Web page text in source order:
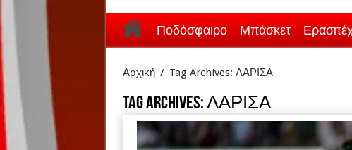
Ποδόσφαιρο Μπάσκετ
Αρχική / Tag Archives: ΛΑΡΙΣΑ
Tag Archives:ΛΑΡΙΣΑ